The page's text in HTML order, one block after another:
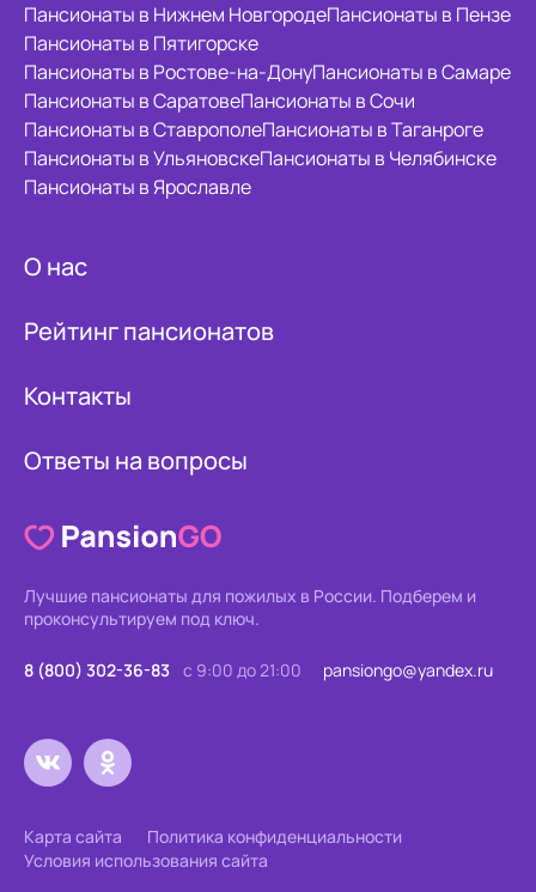
Пансионаты в Нижнем НовгородеПансионаты в Пензе
Пансионаты в Пятигорске
Пансионаты в Ростове-на-ДонуПансионаты в Самаре
Пансионаты в СаратовеПансионаты в Сочи
Пансионаты в СтаврополеПансионаты в Таганроге
Пансионаты в УльяновскеПансионаты в Челябинске
Пансионаты в Ярославле
О нас
Рейтинг пансионатов
Контакты
Ответы на вопросы
Лучшие пансионаты для пожилых в России. Подберем и
проконсультируем под ключ.
8 (800) 302-36-83 с 9:00 до 21:00 pansiongo@yandex.ru
Карта сайта
Политика конфиденциальности
Условия использования сайта